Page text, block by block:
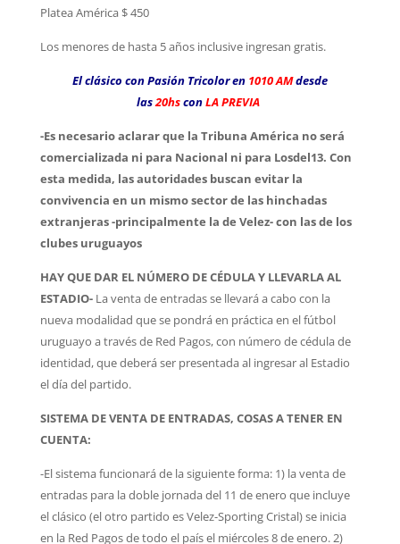
Platea América $ 450
Los menores de hasta 5 años inclusive ingresan gratis.
El clásico con Pasión Tricolor en 1010 AMdesde
las20hsconLA PREVIA
-Es necesario aclarar que la Tribuna América no será
comercializada ni para Nacional ni para Losdel13. Con
esta medida, las autoridades buscan evitar la
convivencia en un mismo sector de las hinchadas
extranjeras -principalmente la de Velez- con las de los
clubes uruguayos
HAY QUE DAR EL NÚMERO DE CÉDULA Y LLEVARLA AL
ESTADIO-La venta de entradas se llevará a cabo con la
nueva modalidad que se pondrá en práctica en el fútbol
uruguayo a través de Red Pagos,con número de cédula de
identidad, que deberá ser presentada al ingresar al Estadio
el día del partido.
SISTEMA DE VENTA DE ENTRADAS, COSAS A TENER EN
CUENTA:
-El sistema funcionará de la siguiente forma: 1) la venta de
entradas para la doble jornada del 11 de enero que incluye
el clásico (el otro partido es Velez-Sporting Cristal) se inicia
en la Red Pagos de todo el país el miércoles 8 de enero. 2)